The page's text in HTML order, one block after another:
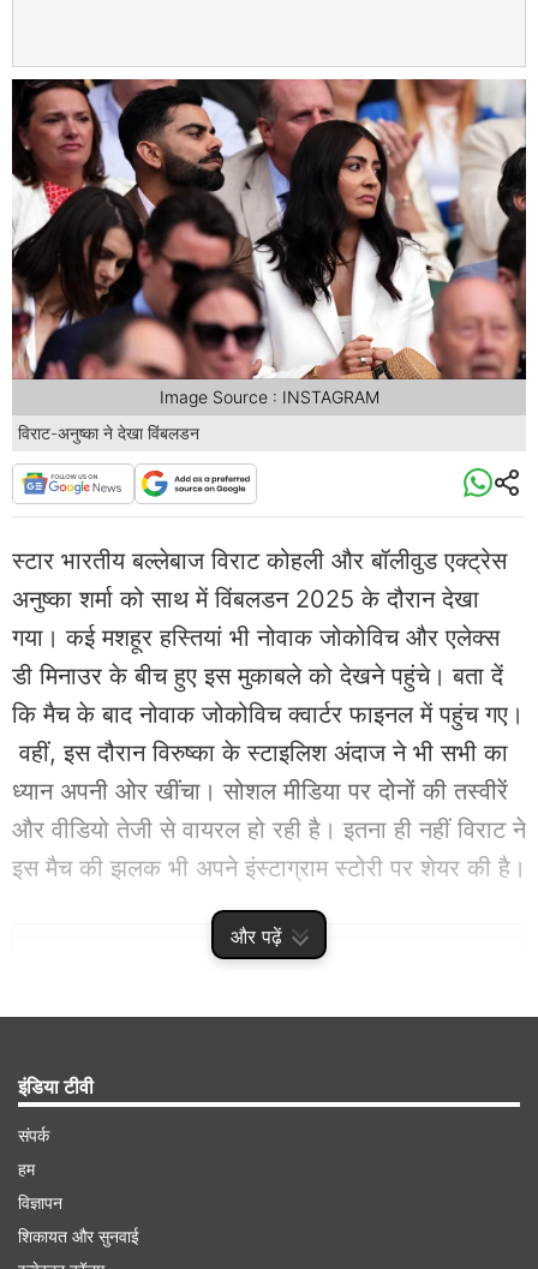
और पढ़ें
विराट-अनुष्का ने देखा विंबलडन
Image Source : INSTAGRAM
स्टार भारतीय बल्लेबाज विराट कोहली और बॉलीवुड एक्ट्रेस
अनुष्का शर्मा को साथ में विंबलडन 2025 के दौरान देखा
गया। कई मशहूर हस्तियां भी नोवाक जोकोविच और एलेक्स
डी मिनाउर के बीच हुए इस मुकाबले को देखने पहुंचे। बता दें
कि मैच के बाद नोवाक जोकोविच क्वार्टर फाइनल में पहुंच गए।
वहीं, इस दौरान विरुष्का के स्टाइलिश अंदाज ने भी सभी का
ध्यान अपनी ओर खींचा। सोशल मीडिया पर दोनों की तस्वीरें
और वीडियो तेजी से वायरल हो रही है। इतना ही नहीं विराट ने
इस मैच की झलक भी अपने इंस्टाग्राम स्टोरी पर शेयर की है।
Advertisement
इंडिया टीवी
संपर्क
हम
विज्ञापन
शिकायत और सुनवाई